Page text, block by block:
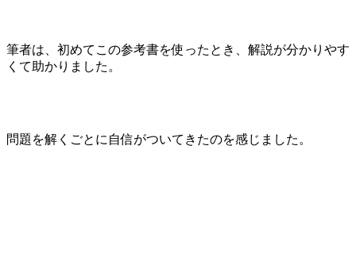
筆者は、初めてこの参考書を使ったとき、解説が分かりやす
くて助かりました。
問題を解くごとに自信がついてきたのを感じました。